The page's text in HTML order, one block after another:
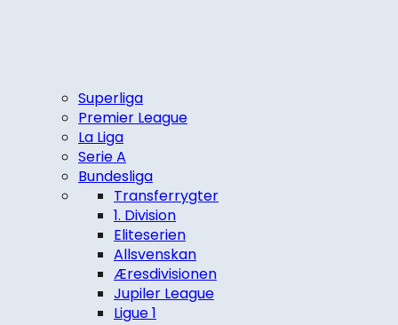
Superliga
Premier League
La Liga
Serie A
Bundesliga
Transferrygter
1. Division
Eliteserien
Allsvenskan
Æresdivisionen
Jupiler League
Ligue 1